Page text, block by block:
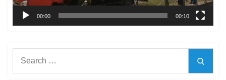
00:00 00:10